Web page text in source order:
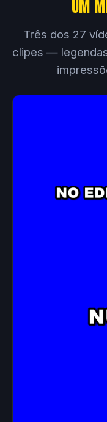
UM
Três dos 27
clipes —